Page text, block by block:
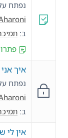
נפתח
ב:
איך
נפתח
ב:
אין לי